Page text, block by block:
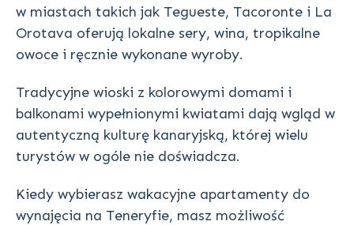
w miastach takich jak Tegueste, Tacoronte i La
Orotava oferują lokalne sery, wina, tropikalne
owoce i ręcznie wykonane wyroby.
Tradycyjne wioski z kolorowymi domami i
balkonami wypełnionymi kwiatami dają wgląd w
autentyczną kulturę kanaryjską, której wielu
turystów w ogóle nie doświadcza.
Kiedy wybierasz wakacyjne apartamenty do
wynajęcia na Teneryfie, masz możliwość